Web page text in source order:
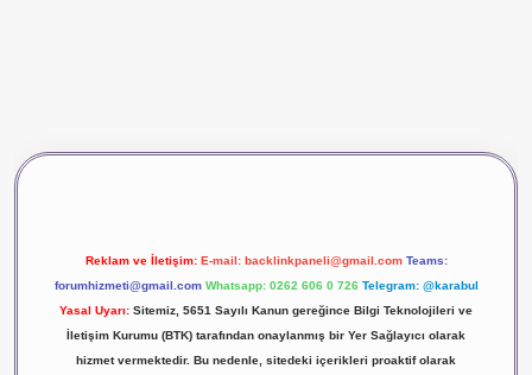
Reklam ve İletişim: E-mail: backlinkpaneli@gmail.com Teams:
forumhizmeti@gmail.com Whatsapp: 0262 606 0 726 Telegram: @karabul
Yasal Uyarı: Sitemiz, 5651 Sayılı Kanun gereğince Bilgi Teknolojileri ve
İletişim Kurumu (BTK) tarafından onaylanmış bir Yer Sağlayıcı olarak
hizmet vermektedir. Bu nedenle, sitedeki içerikleri proaktif olarak